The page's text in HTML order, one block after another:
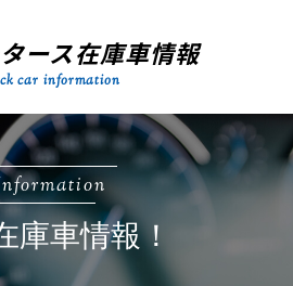
ース在庫車情報
car information
庫車情報！